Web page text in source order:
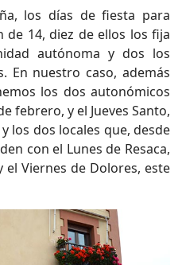
los días de fiesta para
14, diez de ellos los fija
autónoma y dos los
En nuestro caso, además
los dos autonómicos
febrero, y el Jueves Santo,
los dos locales que, desde
con el Lunes de Resaca,
el Viernes de Dolores, este